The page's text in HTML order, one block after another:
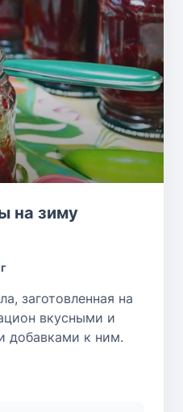
на зиму
заготовленная на
вкусными и
добавками к ним.